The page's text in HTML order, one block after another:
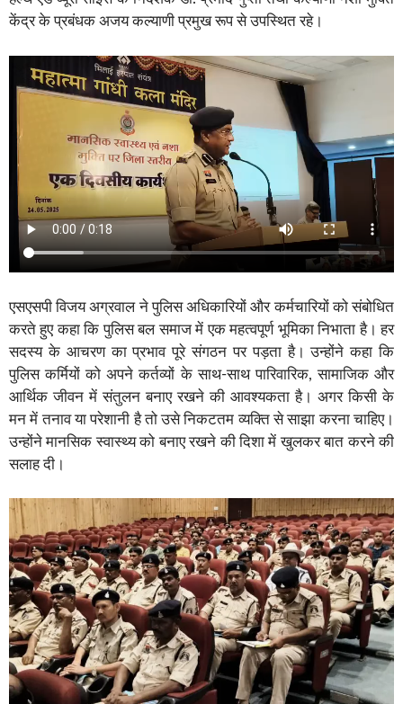
केंद्र के प्रबंधक अजय कल्याणी प्रमुख रूप से उपस्थित रहे।
एसएसपी विजय अग्रवाल ने पुलिस अधिकारियों और कर्मचारियों को संबोधित
करते हुए कहा कि पुलिस बल समाज में एक महत्वपूर्ण भूमिका निभाता है। हर
सदस्य के आचरण का प्रभाव पूरे संगठन पर पड़ता है। उन्होंने कहा कि
पुलिस कर्मियों को अपने कर्तव्यों के साथ-साथ पारिवारिक, सामाजिक और
आर्थिक जीवन में संतुलन बनाए रखने की आवश्यकता है। अगर किसी के
मन में तनाव या परेशानी है तो उसे निकटतम व्यक्ति से साझा करना चाहिए।
उन्होंने मानसिक स्वास्थ्य को बनाए रखने की दिशा में खुलकर बात करने की
सलाह दी।